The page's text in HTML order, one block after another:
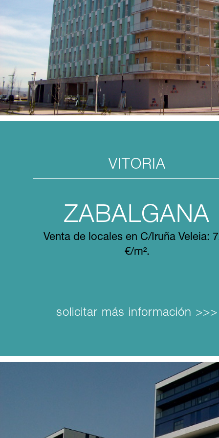
VITORIA
ZABALGANA
Venta de locales en C/Iruña Veleia:
€/m².
solicitar más información >>>